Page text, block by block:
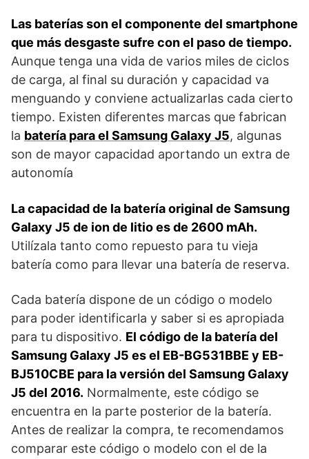
Las baterías son el componente del smartphone
que más desgaste sufre con el paso de tiempo.
Aunque tenga una vida de varios miles de ciclos
de carga, al final su duración y capacidad va
menguando y conviene actualizarlas cada cierto
tiempo. Existen diferentes marcas que fabrican
la batería para el Samsung Galaxy J5, algunas
son de mayor capacidad aportando un extra de
autonomía
La capacidad de la batería original de Samsung
Galaxy J5 de ion de litio es de 2600 mAh.
Utilízala tanto como repuesto para tu vieja
batería como para llevar una batería de reserva.
Cada batería dispone de un código o modelo
para poder identificarla y saber si es apropiada
para tu dispositivo. El código de la batería del
Samsung Galaxy J5 es el EB-BG531BBE y EB-
BJ510CBE para la versión del Samsung Galaxy
J5 del 2016. Normalmente, este código se
encuentra en la parte posterior de la batería.
Antes de realizar la compra, te recomendamos
comparar este código o modelo con el de la